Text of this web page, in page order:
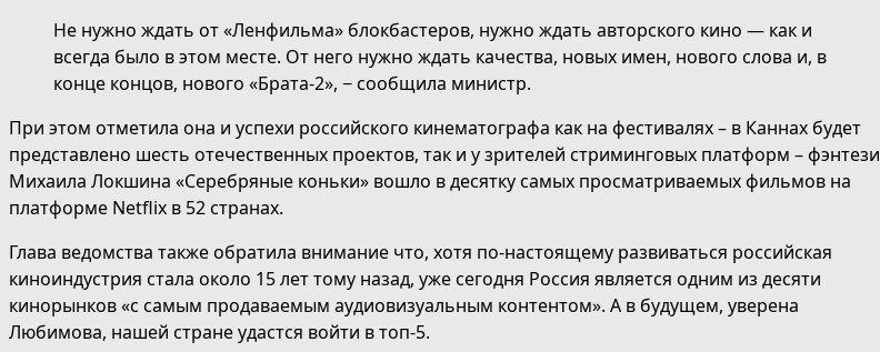
Не нужно ждать от «Ленфильма» блокбастеров, нужно ждать авторского кино — как и
всегда было в этом месте. От него нужно ждать качества, новых имен, нового слова и, в
конце концов, нового «Брата-2», − сообщила министр.
При этом отметила она и успехи российского кинематографа как на фестивалях – в Каннах будет
представлено шесть отечественных проектов, так и у зрителей стриминговых платформ – фэнтези
Михаила Локшина «Серебряные коньки» вошло в десятку самых просматриваемых фильмов на
платформе Netflix в 52 странах.
Глава ведомства также обратила внимание что, хотя по-настоящему развиваться российская
киноиндустрия стала около 15 лет тому назад, уже сегодня Россия является одним из десяти
кинорынков «с самым продаваемым аудиовизуальным контентом». А в будущем, уверена
Любимова, нашей стране удастся войти в топ-5.